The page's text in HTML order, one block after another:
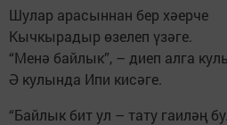
Шулар арасыннан бер хәерче
Кычкырадыр өзелеп үзәге.
“Менә байлык”, – диеп алга
Ә кулында Ипи кисәге.
“Байлык бит ул – тату гаиләң